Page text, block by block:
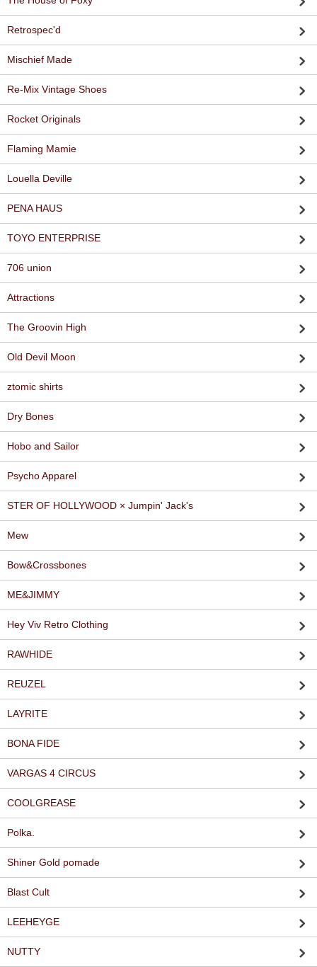
Retrospec'd
Mischief Made
Re-Mix Vintage Shoes
Rocket Originals
Flaming Mamie
Louella Deville
PENA HAUS
TOYO ENTERPRISE
706 union
Attractions
The Groovin High
Old Devil Moon
ztomic shirts
Dry Bones
Hobo and Sailor
Psycho Apparel
STER OF HOLLYWOOD × Jumpin' Jack's
Mew
Bow&Crossbones
ME&JIMMY
Hey Viv Retro Clothing
RAWHIDE
REUZEL
LAYRITE
BONA FIDE
VARGAS 4 CIRCUS
COOLGREASE
Polka.
Shiner Gold pomade
Blast Cult
LEEHEYGE
NUTTY